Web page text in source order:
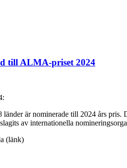
till ALMA-priset 2024
är nominerade till 2024 års pris.
av internationella
(länk)